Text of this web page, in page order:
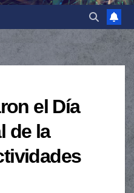
el Día
de la